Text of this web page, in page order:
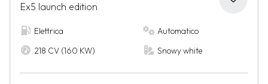
Ex5 launch edition
Elettrica
Automatico
218 CV (160 KW)
Snowy white